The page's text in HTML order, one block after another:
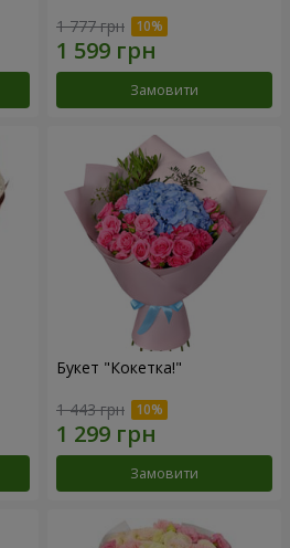
1 777 грн
Замовити
Букет "Кокетка!"
1 443 грн
Замовити